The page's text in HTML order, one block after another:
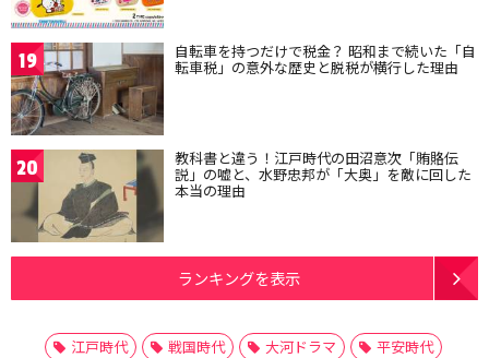
19 自転車を持つだけで税金？ 昭和まで続いた「自
転車税」の意外な歴史と脱税が横行した理由
20 教科書と違う！江戸時代の田沼意次「賄賂伝
説」の嘘と、水野忠邦が「大奥」を敵に回した
本当の理由
ランキングを表示
江戸時代 戦国時代 大河ドラマ
平安時代